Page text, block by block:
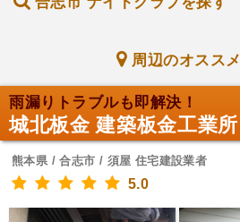
周辺のオススメ
雨漏りトラブルも即解決！
城北板金 建築板金工業所
熊本県 / 合志市 / 須屋 住宅建設業者
5.0